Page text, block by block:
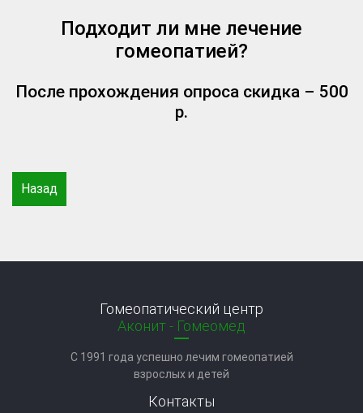
Подходит ли мне лечение
гомеопатией?
После прохождения опроса скидка – 500
р.
Назад
Гомеопатический центр
Аконит - Гомеомед
C 1991 года успешно лечим гомеопатией
взрослых и детей
Контакты